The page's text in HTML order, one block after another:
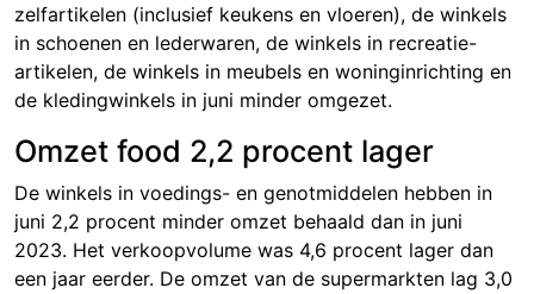
zelfartikelen (inclusief keukens en vloeren), de winkels
in schoenen en lederwaren, de winkels in recreatie-
artikelen, de winkels in meubels en woninginrichting en
de kledingwinkels in juni minder omgezet.
Omzet food 2,2 procent lager
De winkels in voedings- en genotmiddelen hebben in
juni 2,2 procent minder omzet behaald dan in juni
2023. Het verkoopvolume was 4,6 procent lager dan
een jaar eerder. De omzet van de supermarkten lag 3,0